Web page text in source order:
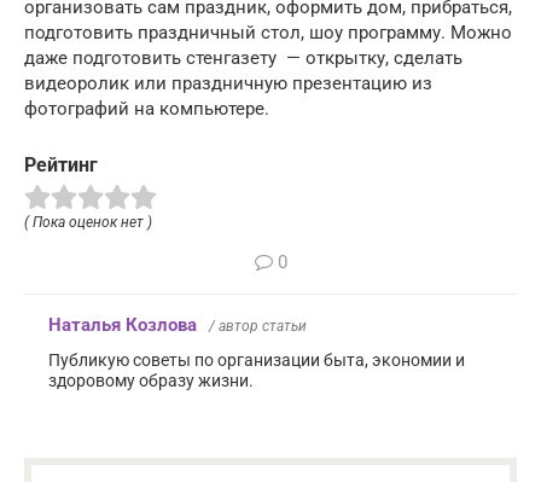
организовать сам праздник, оформить дом, прибраться,
подготовить праздничный стол, шоу программу. Можно
даже подготовить стенгазету — открытку, сделать
видеоролик или праздничную презентацию из
фотографий на компьютере.
Рейтинг
( Пока оценок нет )
0
Наталья Козлова / автор статьи
Публикую советы по организации быта, экономии и
здоровому образу жизни.